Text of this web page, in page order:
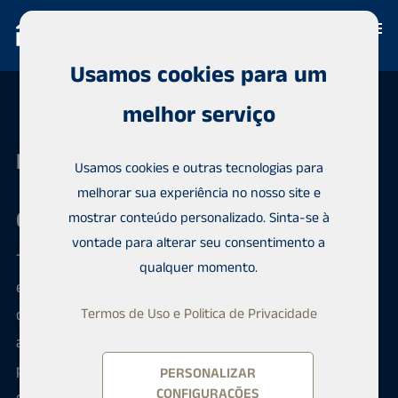
Habita Järvenpää
Compre um imóvel em Järvenpää
Temos um registro abrangente de propriedades local
e globalmente e adicionamos novas casas
diariamente. Você receberá um representante que
apresentará a melhor combinação de casas em
potencial e organizará as visitas. Ele também ajudará
Usamos cookies para um
melhor serviço
Usamos cookies e outras tecnologias para
melhorar sua experiência no nosso site e
mostrar conteúdo personalizado. Sinta-se à
vontade para alterar seu consentimento a
qualquer momento.
Termos de Uso e Politica de Privacidade
PERSONALIZAR